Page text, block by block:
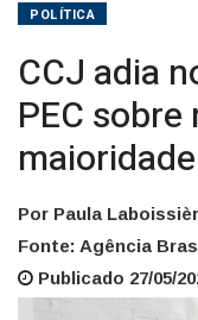
POLÍTICA
CCJ adia
PEC
Por Paula
Fonte: Agência
Publicado 27/05/